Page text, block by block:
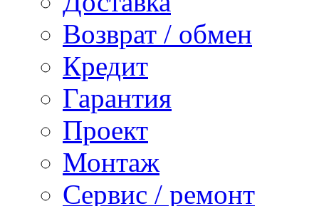
Возврат / обмен
Кредит
Гарантия
Проект
Монтаж
Сервис / ремонт